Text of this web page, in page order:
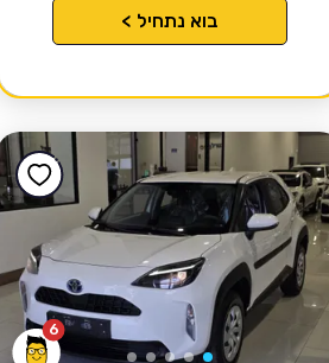
בוא נתחיל >
6